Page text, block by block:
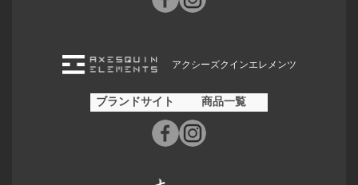
アクシーズクインエレメンツ
ブランドサイト 商品一覧